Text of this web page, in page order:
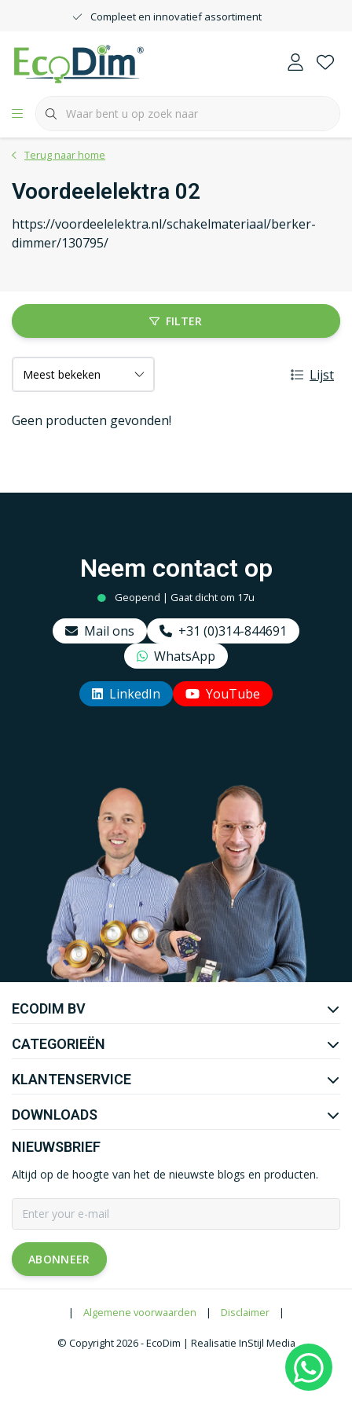
Compleet en innovatief assortiment
Terug naar home
Voordeelelektra 02
https://voordeelelektra.nl/schakelmateriaal/berker-
dimmer/130795/
FILTER
Lijst
Geen producten gevonden!
Neem contact op
Geopend | Gaat dicht om 17u
Mail ons
+31 (0)314-844691
WhatsApp
LinkedIn YouTube
Uw EcoDim team
ECODIM BV
CATEGORIEËN
KLANTENSERVICE
DOWNLOADS
NIEUWSBRIEF
Altijd op de hoogte van het de nieuwste blogs en producten.
ABONNEER
| Algemene voorwaarden | Disclaimer |
© Copyright 2026 - EcoDim | Realisatie InStijl Media